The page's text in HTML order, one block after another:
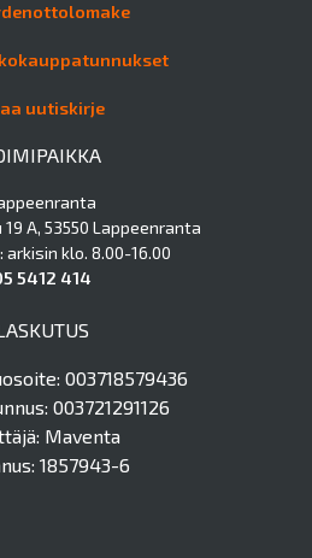
uutiskirje
A, 53550 Lappeenranta
klo. 8.00-16.00
5412 414
003718579436
003721291126
Maventa
1857943-6